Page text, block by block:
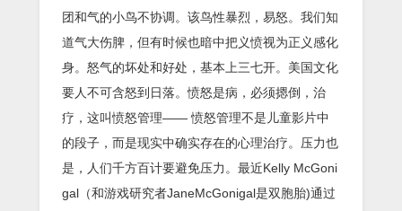
团和气的小鸟不协调。该鸟性暴烈，易怒。我们知
道气大伤脾，但有时候也暗中把义愤视为正义感化
身。怒气的坏处和好处，基本上三七开。美国文化
要人不可含怒到日落。愤怒是病，必须摁倒，治
疗，这叫愤怒管理—— 愤怒管理不是儿童影片中
的段子，而是现实中确实存在的心理治疗。压力也
是，人们千方百计要避免压力。最近Kelly McGoni
gal（和游戏研究者JaneMcGonigal是双胞胎)通过